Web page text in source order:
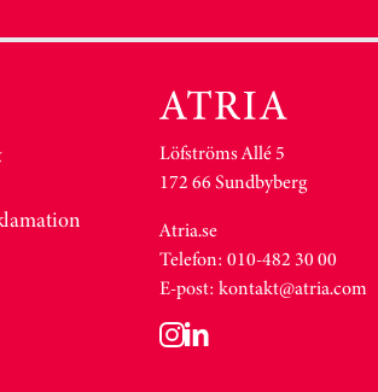
Löfströms Allé 5
172 66 Sundbyberg
Atria.se
Telefon: 010-482 30 00
E-post: kontakt@atria.com